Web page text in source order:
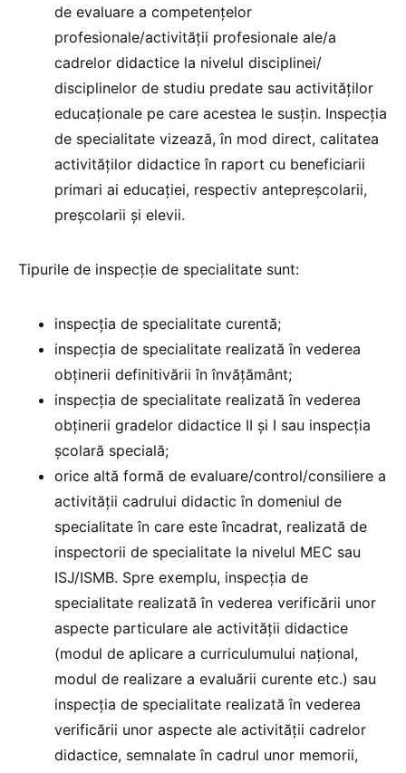
de evaluare a competențelor
profesionale/activității profesionale ale/a
cadrelor didactice la nivelul disciplinei/
disciplinelor de studiu predate sau activităților
educaționale pe care acestea le susțin. Inspecția
de specialitate vizează, în mod direct, calitatea
activităților didactice în raport cu beneficiarii
primari ai educației, respectiv antepreșcolarii,
preșcolarii și elevii.
Tipurile de inspecție de specialitate sunt:
inspecția de specialitate curentă;
inspecția de specialitate realizată în vederea
obținerii definitivării în învățământ;
inspecția de specialitate realizată în vederea
obținerii gradelor didactice II și I sau inspecția
școlară specială;
orice altă formă de evaluare/control/consiliere a
activității cadrului didactic în domeniul de
specialitate în care este încadrat, realizată de
inspectorii de specialitate la nivelul MEC sau
ISJ/ISMB. Spre exemplu, inspecția de
specialitate realizată în vederea verificării unor
aspecte particulare ale activității didactice
(modul de aplicare a curriculumului național,
modul de realizare a evaluării curente etc.) sau
inspecția de specialitate realizată în vederea
verificării unor aspecte ale activității cadrelor
didactice, semnalate în cadrul unor memorii,